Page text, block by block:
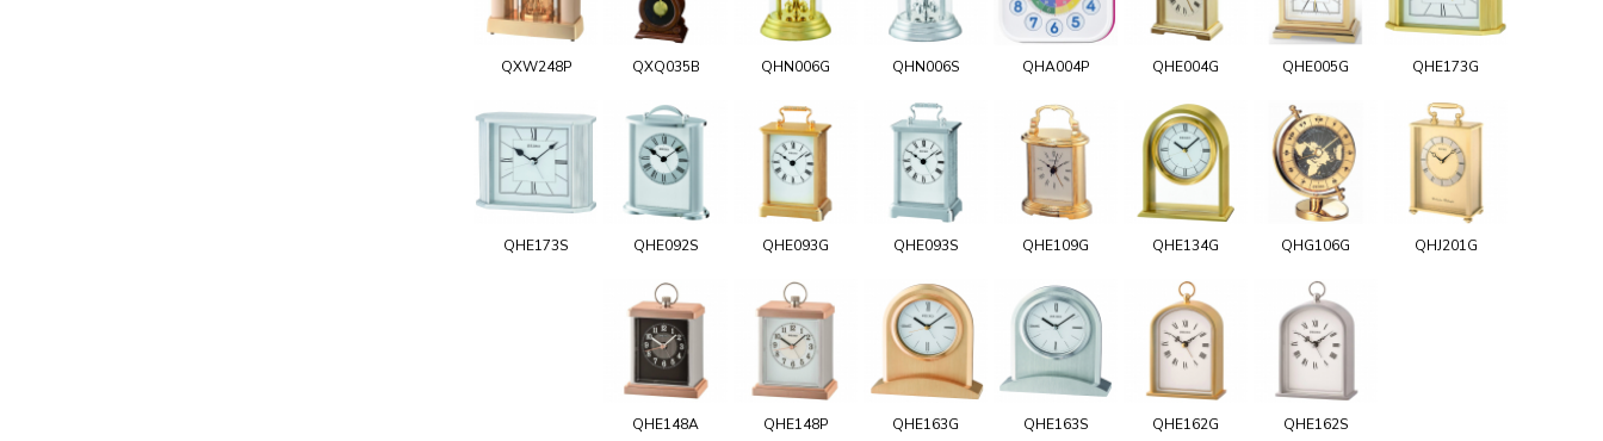
QXW248P QXQ035B QHN006G QHN006S QHA004P QHE004G QHE005G QHE173G
QHE173S QHE092S QHE093G QHE093S QHE109G QHE134G QHG106G QHJ201G
QHE148A QHE148P QHE163G QHE163S QHE162G QHE162S